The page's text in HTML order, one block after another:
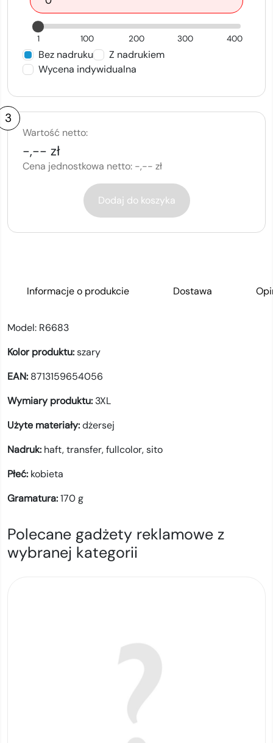
1 100 200 300 400
Bez nadruku
Z nadrukiem
Wycena indywidualna
3
Wartość netto:
-,-- zł
Cena jednostkowa netto: -,-- zł
Dodaj do koszyka
Informacje o produkcie Dostawa
Model: R6683
Kolor produktu:szary
EAN: 8713159654056
Wymiary produktu: 3XL
Użyte materiały:dżersej
Nadruk: haft,transfer,fullcolor,sito
Płeć: kobieta
Gramatura:170g
Polecane gadżety reklamowe z
wybranej kategorii